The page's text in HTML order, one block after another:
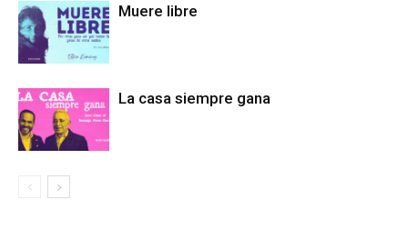
Muere libre
La casa siempre gana